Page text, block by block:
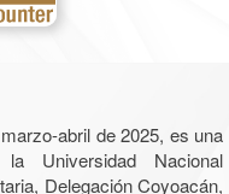
abril de 2025, es una
Universidad Nacional
Delegación Coyoacán,